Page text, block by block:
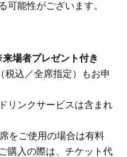
能性がございます。
場者プレゼント付き
込／全席指定）もお申
リンクサービスは含まれ
をご使用の場合は有料
購入の際は、チケット代